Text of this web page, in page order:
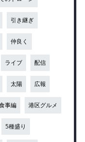
引き継ぎ
仲良く
ライブ 配信
太陽 広報
事編 港区グルメ
5種盛り